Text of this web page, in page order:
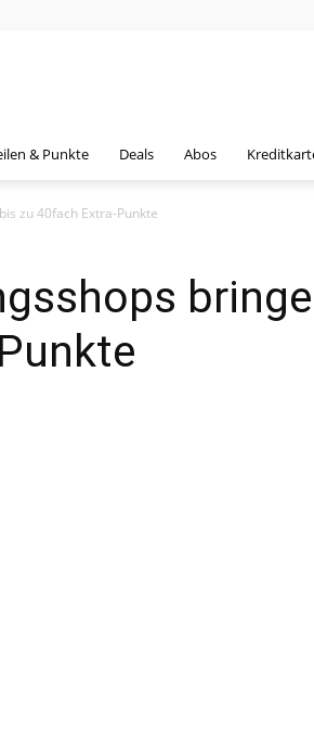
& Punkte Deals Abos
zu 40fach Extra-Punkte